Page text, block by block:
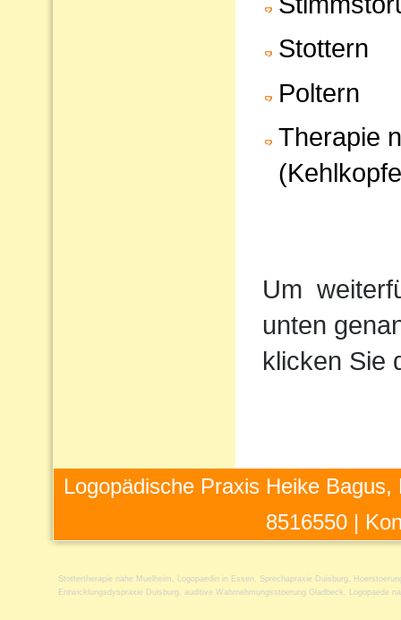
Stottern
Poltern
Therapie
Um
unten
klicken Sie
Logopädische Praxis Heike
8516550 |
Stottertherapie nahe Muelheim Logopaedin in Essen Sprechapraxie Duisburg
Entwicklungsdyspraxie Duisburg
auditive Wahrnehmungsstoerung Gladbeck Logopaede